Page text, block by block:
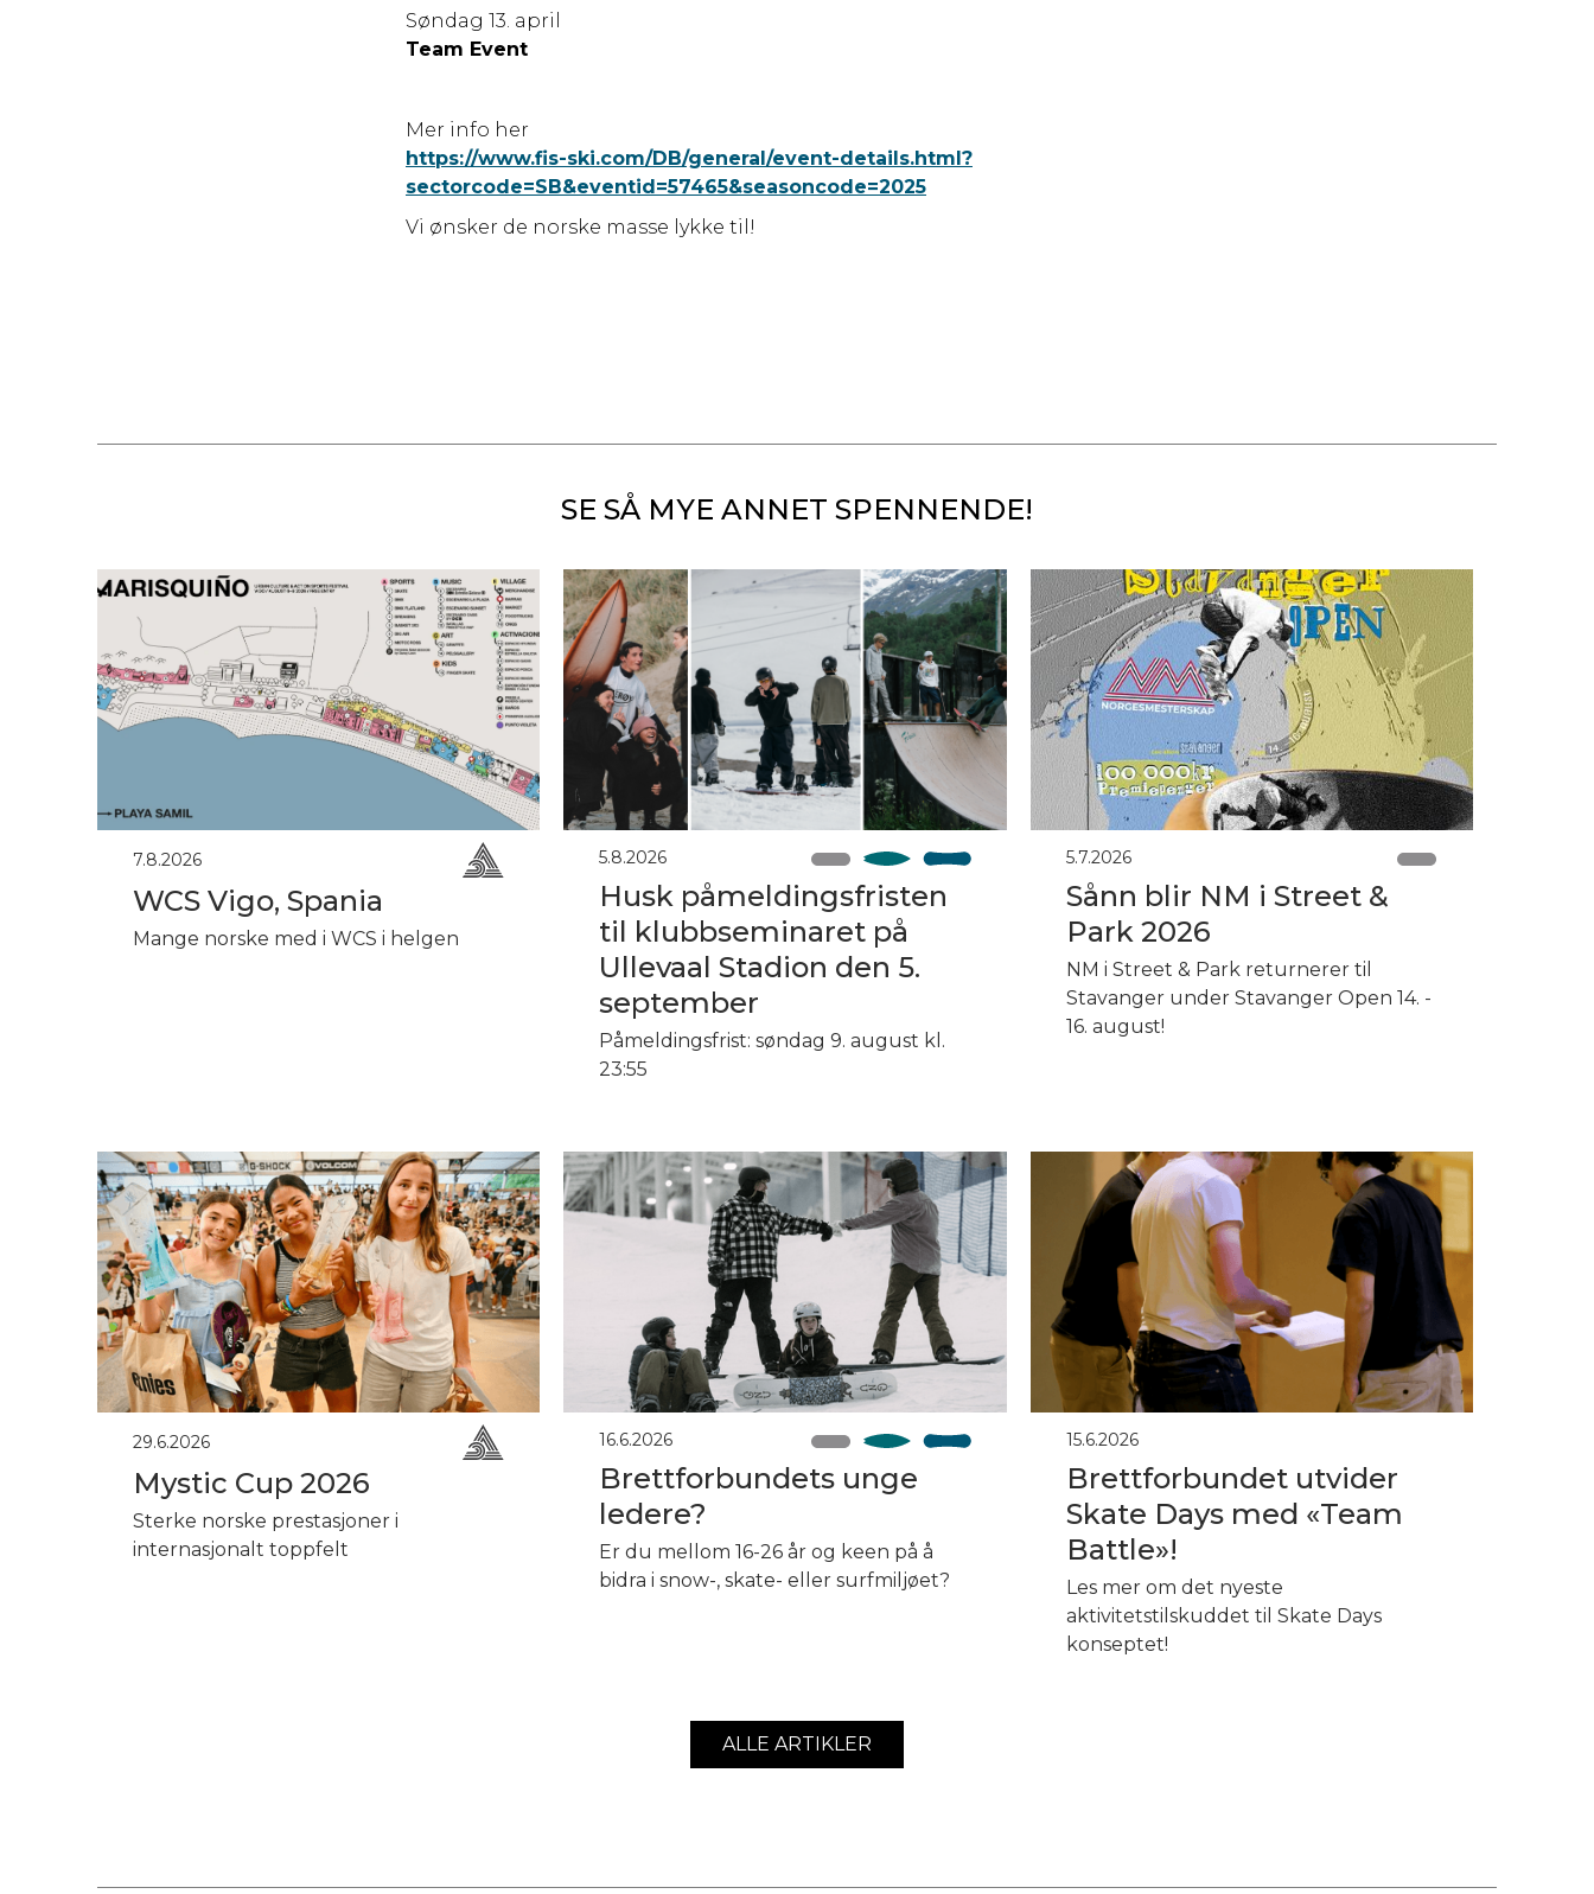
Søndag 13. april
Team Event
Mer info her
https://www.fis-ski.com/DB/general/event-details.html?
sectorcode=SB&eventid=57465&seasoncode=2025
Vi ønsker de norske masse lykke til!
SE SÅ MYE ANNET SPENNENDE!
7.8.2026
WCS Vigo, Spania
Mange norske med i WCS i helgen
5.8.2026
Husk påmeldingsfristen
til klubbseminaret på
Ullevaal Stadion den 5.
september
Påmeldingsfrist: søndag 9. august kl.
23:55
5.7.2026
Sånn blir NM i Street &
Park 2026
NM i Street & Park returnerer til
Stavanger under Stavanger Open 14. -
16. august!
29.6.2026
Mystic Cup 2026
Sterke norske prestasjoner i
internasjonalt toppfelt
16.6.2026
Brettforbundets unge
ledere?
Er du mellom 16-26 år og keen på å
bidra i snow-, skate- eller surfmiljøet?
15.6.2026
Brettforbundet utvider
Skate Days med «Team
Battle»!
Les mer om det nyeste
aktivitetstilskuddet til Skate Days
konseptet!
ALLE ARTIKLER